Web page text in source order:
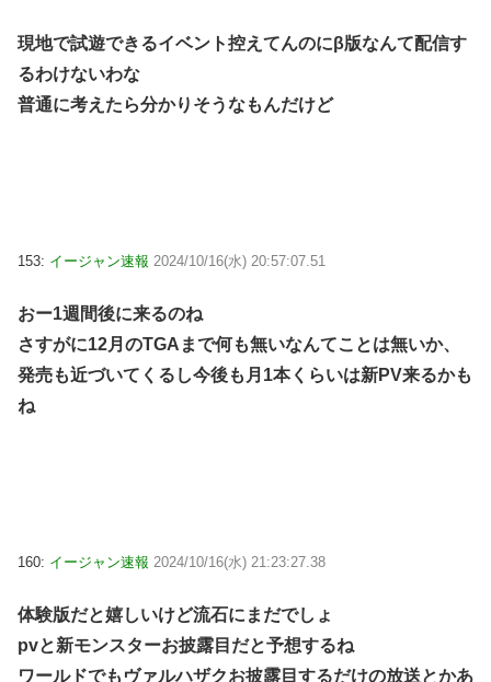
現地で試遊できるイベント控えてんのにβ版なんて配信す
るわけないわな
普通に考えたら分かりそうなもんだけど
153: イージャン速報 2024/10/16(水) 20:57:07.51
おー1週間後に来るのね
さすがに12月のTGAまで何も無いなんてことは無いか、
発売も近づいてくるし今後も月1本くらいは新PV来るかも
ね
160: イージャン速報 2024/10/16(水) 21:23:27.38
体験版だと嬉しいけど流石にまだでしょ
pvと新モンスターお披露目だと予想するね
ワールドでもヴァルハザクお披露目するだけの放送とかあ